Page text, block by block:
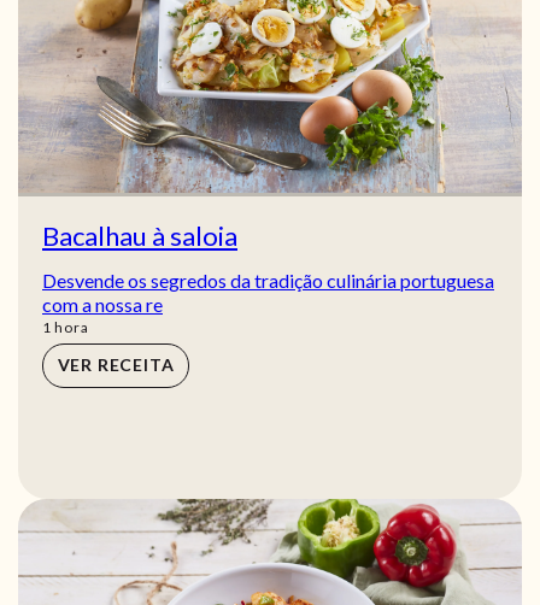
Bacalhau à saloia
Desvende os segredos da tradição culinária portuguesa
com a nossa re
1 hora
hora
VER RECEITA